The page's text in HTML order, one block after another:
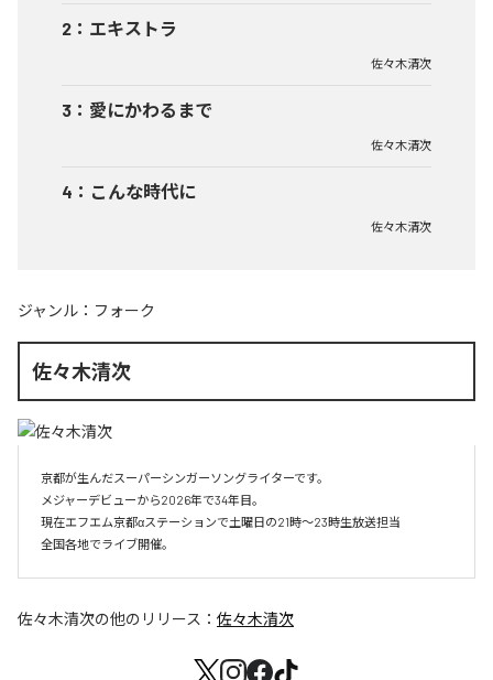
2 ： エキストラ
佐々木清次
3 ： 愛にかわるまで
佐々木清次
4 ： こんな時代に
佐々木清次
ジャンル： フォーク
佐々木清次
京都が生んだスーパーシンガーソングライターです。
メジャーデビューから2026年で34年目。
現在エフエム京都αステーションで土曜日の21時～23時生放送担当
全国各地でライブ開催。
佐々木清次の他のリリース： 佐々木清次